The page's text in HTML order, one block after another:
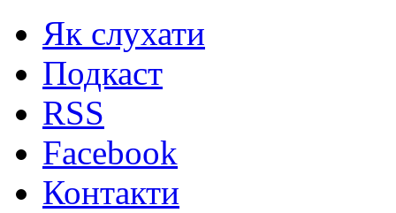
Як слухати
Подкаст
RSS
Facebook
Контакти